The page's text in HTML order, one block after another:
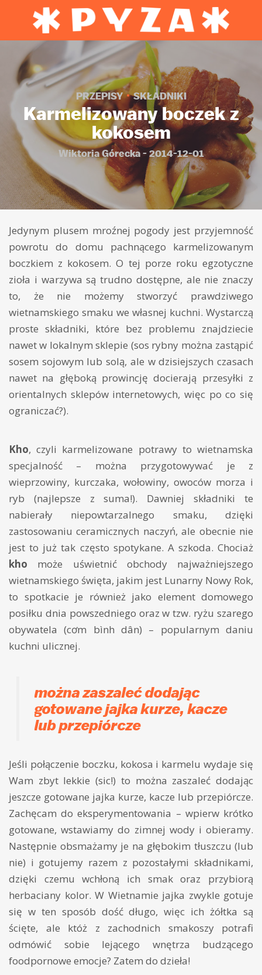
PRZEPISY SKŁADNIKI
Karmelizowany boczek z
kokosem
Wiktoria Górecka - 2014-12-01
Jedynym plusem mroźnej pogody jest przyjemność
powrotu do domu pachnącego karmelizowanym
boczkiem z kokosem. O tej porze roku egzotyczne
zioła i warzywa są trudno dostępne, ale nie znaczy
to, że nie możemy stworzyć prawdziwego
wietnamskiego smaku we własnej kuchni. Wystarczą
proste składniki, które bez problemu znajdziecie
nawet w lokalnym sklepie (sos rybny można zastąpić
sosem sojowym lub solą, ale w dzisiejszych czasach
nawet na głęboką prowincję docierają przesyłki z
orientalnych sklepów internetowych, więc po co się
ograniczać?).
Kho, czyli karmelizowane potrawy to wietnamska
specjalność – można przygotowywać je z
wieprzowiny, kurczaka, wołowiny, owoców morza i
ryb (najlepsze z suma!). Dawniej składniki te
nabierały niepowtarzalnego smaku, dzięki
zastosowaniu ceramicznych naczyń, ale obecnie nie
jest to już tak często spotykane. A szkoda. Chociaż
kho może uświetnić obchody najważniejszego
wietnamskiego święta, jakim jest Lunarny Nowy Rok,
to spotkacie je również jako element domowego
posiłku dnia powszedniego oraz w tzw. ryżu szarego
obywatela (cơm bình dân) – popularnym daniu
kuchni ulicznej.
można zaszaleć dodając
gotowane jajka kurze, kacze
lub przepiórcze
Jeśli połączenie boczku, kokosa i karmelu wydaje się
Wam zbyt lekkie (sic!) to można zaszaleć dodając
jeszcze gotowane jajka kurze, kacze lub przepiórcze.
Zachęcam do eksperymentowania – wpierw krótko
gotowane, wstawiamy do zimnej wody i obieramy.
Następnie obsmażamy je na głębokim tłuszczu (lub
nie) i gotujemy razem z pozostałymi składnikami,
dzięki czemu wchłoną ich smak oraz przybiorą
herbaciany kolor. W Wietnamie jajka zwykle gotuje
się w ten sposób dość długo, więc ich żółtka są
ścięte, ale któż z zachodnich smakoszy potrafi
odmówić sobie lejącego wnętrza budzącego
foodpornowe emocje? Zatem do dzieła!